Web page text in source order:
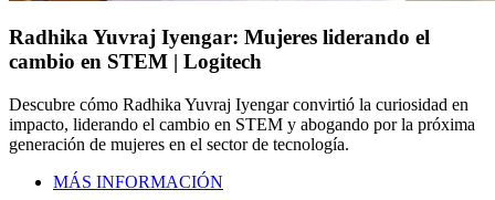
Radhika Yuvraj Iyengar: Mujeres liderando el
cambio en STEM | Logitech
Descubre cómo Radhika Yuvraj Iyengar convirtió la curiosidad en
impacto, liderando el cambio en STEM y abogando por la próxima
generación de mujeres en el sector de tecnología.
MÁS INFORMACIÓN